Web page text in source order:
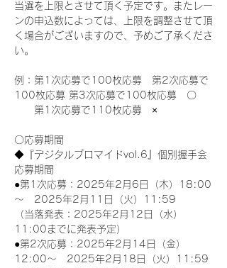
当選を上限とさせて頂く予定です。またレー
ンの申込数によっては、上限を調整させて頂
く場合がございますので、予めご了承くださ
い。
例：第1次応募で100枚応募　第2次応募で
100枚応募 第3次応募で100枚応募　〇
第1次応募で110枚応募　×
〇応募期間
◆『デジタルブロマイドvol.6』個別握手会
応募期間
●第1次応募：2025年2月6日（木）18:00
～　2025年2月11日（火）11:59
（当落発表：2025年2月12日（水）
11:00までに発表予定）
●第2次応募：2025年2月14日（金）
12:00～　2025年2月18日（火）11:59